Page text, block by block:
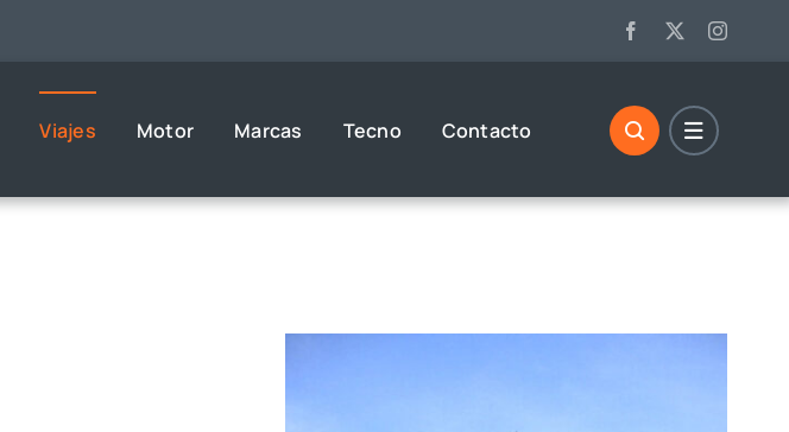
Viajes Motor Marcas Tecno Contacto